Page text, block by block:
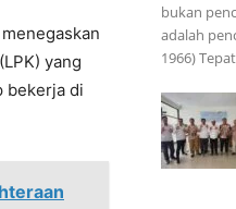
yang
bekerja di
bukan
adalah
1966)